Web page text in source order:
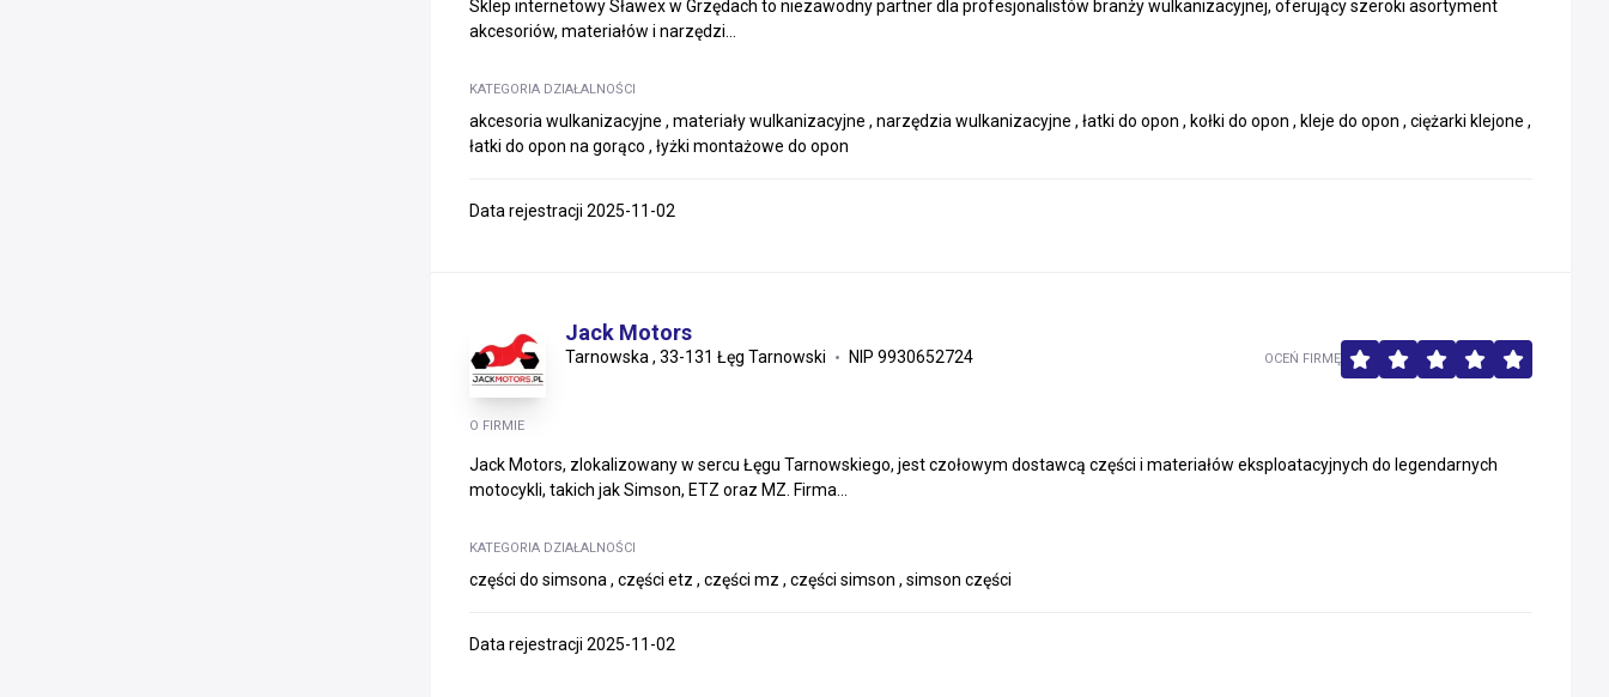
Sklep internetowy Sławex w Grzędach to niezawodny partner dla profesjonalistów branży wulkanizacyjnej, oferujący szeroki asortyment
akcesoriów, materiałów i narzędzi...
KATEGORIA DZIAŁALNOŚCI
akcesoria wulkanizacyjne , materiały wulkanizacyjne , narzędzia wulkanizacyjne , łatki do opon , kołki do opon , kleje do opon , ciężarki klejone ,
łatki do opon na gorąco , łyżki montażowe do opon
Data rejestracji 2025-11-02
Jack Motors
Tarnowska , 33-131 Łęg Tarnowski NIP 9930652724
O FIRMIE
Jack Motors, zlokalizowany w sercu Łęgu Tarnowskiego, jest czołowym dostawcą części i materiałów eksploatacyjnych do legendarnych
motocykli, takich jak Simson, ETZ oraz MZ. Firma...
KATEGORIA DZIAŁALNOŚCI
części do simsona , części etz , części mz , części simson , simson części
OCEŃ FIRMĘ
Data rejestracji 2025-11-02